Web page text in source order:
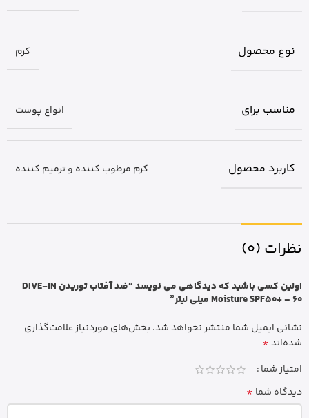
نوع محصول کرم
مناسب برای انواع پوست
کاربرد محصول کرم مرطوب کننده و ترمیم کننده
نظرات (0)
اولین کسی باشید که دیدگاهی می نویسد “ضد آفتاب توریدن DIVE-IN
Moisture SPF50+ – 60 میلی لیتر”
نشانی ایمیل شما منتشر نخواهد شد. بخش‌های موردنیاز علامت‌گذاری
شده‌اند*
امتیاز شما
دیدگاه شما *